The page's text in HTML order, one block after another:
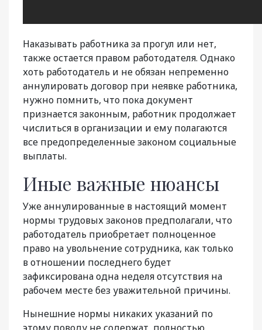
Наказывать работника за прогул или нет,
также остается правом работодателя. Однако
хоть работодатель и не обязан непременно
аннулировать договор при неявке работника,
нужно помнить, что пока документ
признается законным, работник продолжает
числиться в организации и ему полагаются
все предопределенные законом социальные
выплаты.
Иные важные нюансы
Уже аннулированные в настоящий момент
нормы трудовых законов предполагали, что
работодатель приобретает полноценное
право на увольнение сотрудника, как только
в отношении последнего будет
зафиксирована одна неделя отсутствия на
рабочем месте без уважительной причины.
Нынешние нормы никаких указаний по